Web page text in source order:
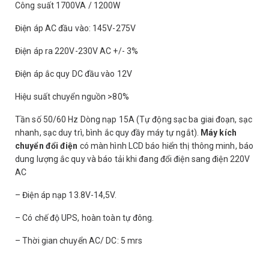
Công suất 1700VA / 1200W
Điện áp AC đầu vào: 145V-275V
Điện áp ra 220V-230V AC +/- 3%
Điện áp ắc quy DC đầu vào 12V
Hiệu suất chuyển nguồn >80%
Tần số 50/60 Hz Dòng nạp 15A (Tự động sạc ba giai đoạn, sạc
nhanh, sạc duy trì, bình ắc quy đầy máy tự ngắt).
Máy kích
chuyển đổi điện có màn hình LCD báo hiển thị thông minh, báo
dung lượng ắc quy và báo tải khi đang đổi điện sang điện 220V
AC
– Điện áp nạp 13.8V-14,5V.
– Có chế độ UPS, hoàn toàn tự đông.
– Thời gian chuyển AC/ DC: 5 mrs